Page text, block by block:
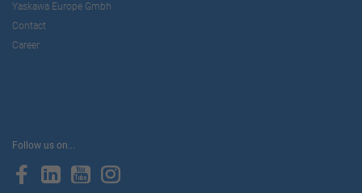
Yaskawa Europe Gmbh
Contact
Career
Follow us on...